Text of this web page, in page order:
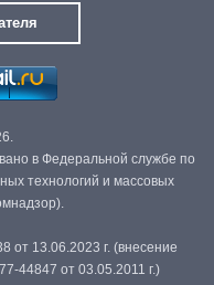
в Федеральной службе по
технологий и массовых
от 13.06.2023 г. (внесение
44847 от 03.05.2011 г.)